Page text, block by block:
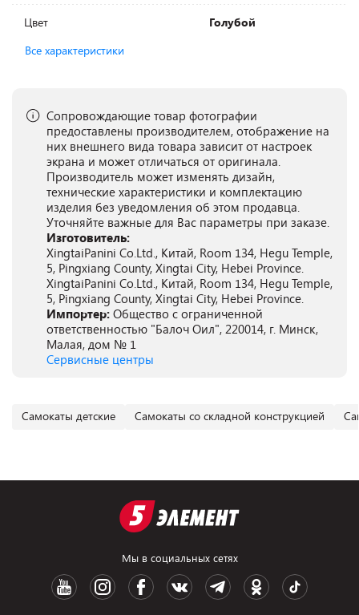
Цвет
Голубой
Все характеристики
Сопровождающие товар фотографии
предоставлены производителем, отображение на
них внешнего вида товара зависит от настроек
экрана и может отличаться от оригинала.
Производитель может изменять дизайн,
технические характеристики и комплектацию
изделия без уведомления об этом продавца.
Уточняйте важные для Вас параметры при заказе.
Изготовитель:
XingtaiPanini Co.Ltd., Китай, Room 134, Hegu Temple,
5, Pingxiang County, Xingtai City, Hebei Province.
XingtaiPanini Co.Ltd., Китай, Room 134, Hegu Temple,
5, Pingxiang County, Xingtai City, Hebei Province.
Импортер: Общество с ограниченной
ответственностью "Балоч Оил", 220014, г. Минск,
Малая, дом № 1
Сервисные центры
Самокаты детские Самокаты со складной конструкцией
Мы в социальных сетях